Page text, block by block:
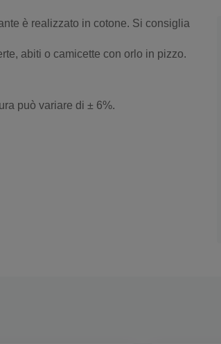
è realizzato in cotone. Si consiglia
abiti o camicette con orlo in pizzo.
può variare di ± 6%.